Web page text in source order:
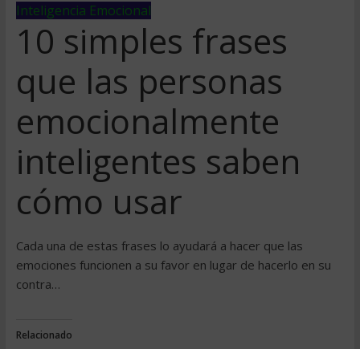
Inteligencia Emocional
10 simples frases
que las personas
emocionalmente
inteligentes saben
cómo usar
Cada una de estas frases lo ayudará a hacer que las
emociones funcionen a su favor en lugar de hacerlo en su
contra…
Relacionado